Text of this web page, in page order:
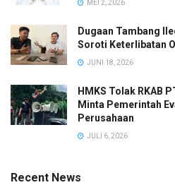
MEI 2, 2026
Dugaan Tambang
Soroti Keterlibatan
JUNI 18, 2026
HMKS Tolak RKAB
Minta Pemerintah
Perusahaan
JULI 6, 2026
Recent News